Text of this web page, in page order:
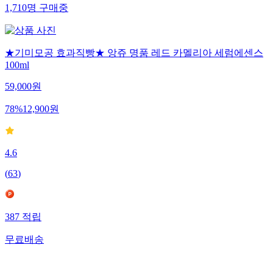
1,710명구매중
★기미모공 효과직빵★ 앙쥬 명품 레드 카멜리아 세럼에센스
100ml
59,000원
78%12,900원
4.6
(63)
387적립
무료배송